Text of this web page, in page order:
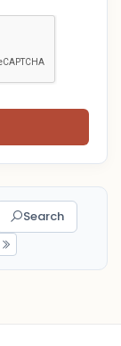
Search